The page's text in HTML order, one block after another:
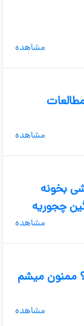
مشاهده
مشاهده
بخونه
چجوریه
مشاهده
ممنون میشم
مشاهده